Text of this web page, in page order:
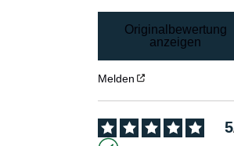
Originalbewertung
anzeigen
Melden
5